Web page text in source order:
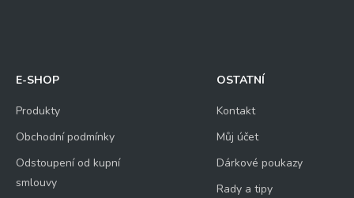
E-SHOP
Produkty
Obchodní podmínky
Odstoupení od kupní
smlouvy
OSTATNÍ
Kontakt
Můj účet
Dárkové poukazy
Rady a tipy